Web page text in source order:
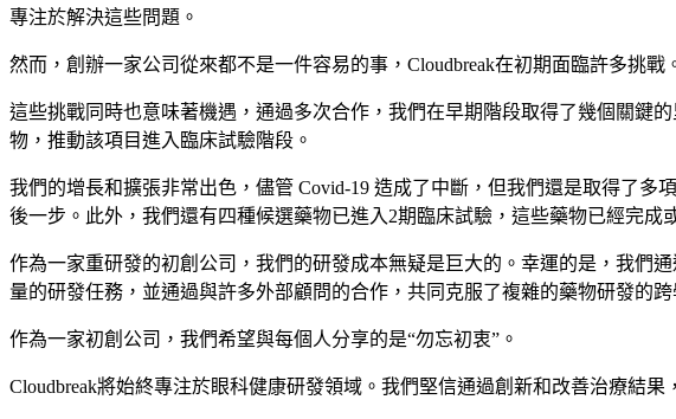
專注於解決這些問題。
然而，創辦一家公司從來都不是一件容易的事，Cloudbreak在初期面臨許多挑
這些挑戰同時也意味著機遇，通過多次合作，我們在早期階段取得了幾個關鍵
物，推動該項目進入臨床試驗階段。
我們的增長和擴張非常出色，儘管 Covid-19 造成了中斷，但我們還是取得了
後一步。此外，我們還有四種候選藥物已進入2期臨床試驗，這些藥物已經完成
作為一家重研發的初創公司，我們的研發成本無疑是巨大的。幸運的是，我們
量的研發任務，並通過與許多外部顧問的合作，共同克服了複雜的藥物研發的跨
作為一家初創公司，我們希望與每個人分享的是“勿忘初衷”。
Cloudbreak將始終專注於眼科健康研發領域。我們堅信通過創新和改善治療結果